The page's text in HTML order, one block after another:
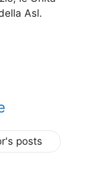
Asl.
posts